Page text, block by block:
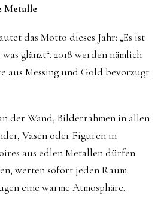
Metalle
das Motto dieses Jahr: „Es ist
glänzt“. 2018 werden nämlich
aus Messing und Gold bevorzugt
der Wand, Bilderrahmen in allen
Vasen oder Figuren in
aus edlen Metallen dürfen
werten sofort jeden Raum
eine warme Atmosphäre.